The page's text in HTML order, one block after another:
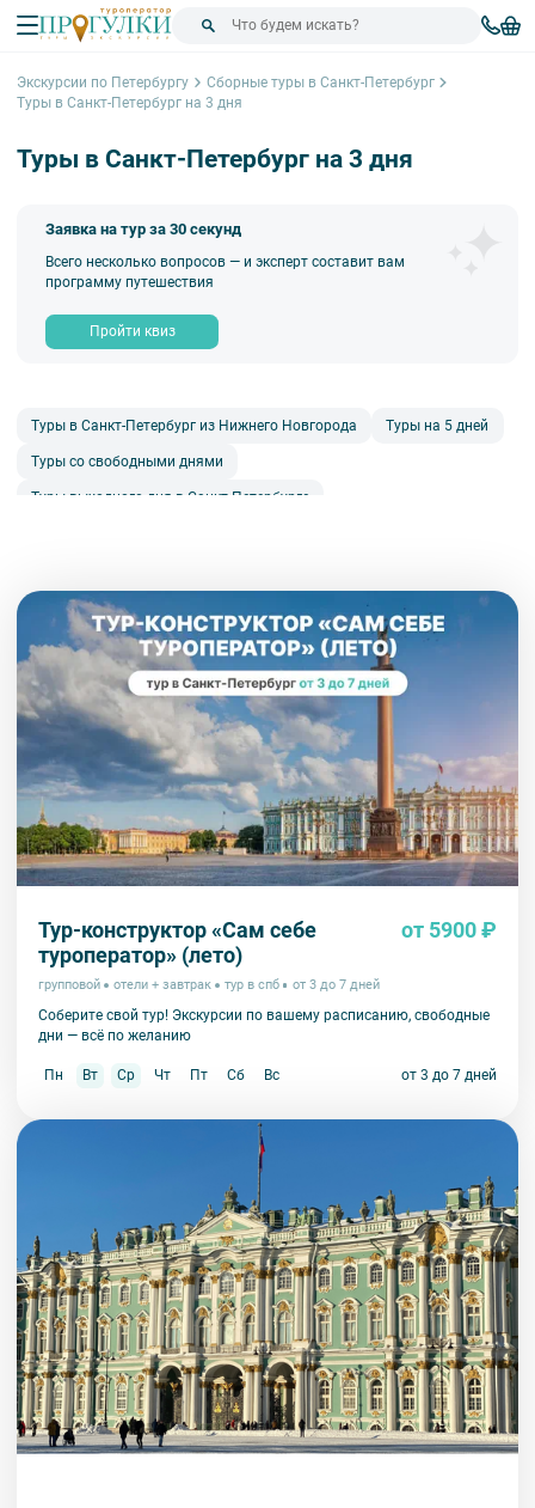
Экскурсии по Петербургу
Сборные туры в Санкт-Петербург
Туры в Санкт-Петербург на 3 дня
Туры в Санкт-Петербург на 3 дня
Заявка на тур за 30 секунд
Всего несколько вопросов — и эксперт составит вам
программу путешествия
Пройти квиз
Туры в Санкт-Петербург из Нижнего Новгорода Туры на 5 дней
Туры со свободными днями
Туры выходного дня в Санкт-Петербурге
Тур-конструктор «Сам себе
туроператор» (лето)
от 5900 ₽
групповой отели + завтрак тур в спб от 3 до 7 дней
Соберите свой тур! Экскурсии по вашему расписанию, свободные
дни — всё по желанию
Пн Вт Ср Чт Пт Сб Вс от 3 до 7 дней